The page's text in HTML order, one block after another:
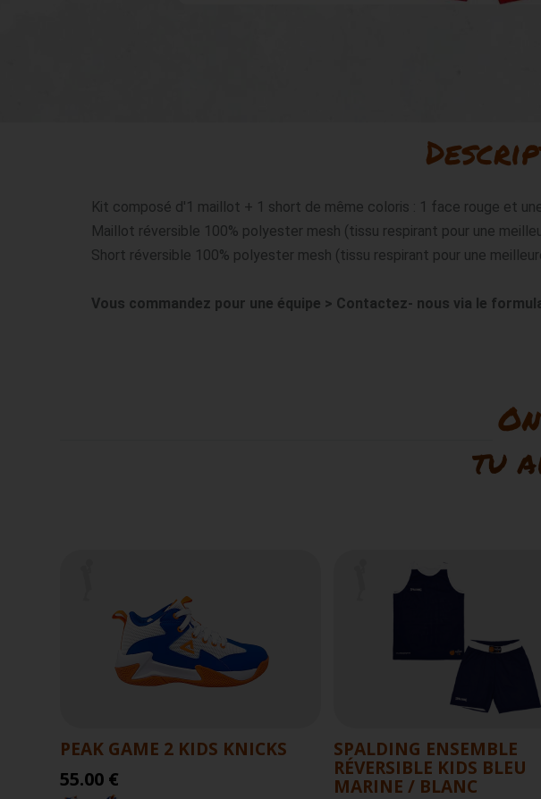
Kit composé d'1 maillot + 1 short de même coloris : 1 face rouge et
Maillot réversible 100% polyester mesh (tissu respirant pour une
Short réversible 100% polyester mesh (tissu respirant pour une
Vous commandez pour une équipe > Contactez- nous via le
tu
PEAK GAME 2 KIDS KNICKS
55.00 €
SPALDING ENSEMBLE
RÉVERSIBLE KIDS BLEU
MARINE / BLANC